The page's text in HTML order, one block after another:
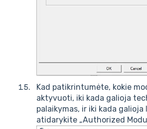
Kad patikrintumėte, kokie
aktyvuoti, iki kada galioja
palaikymas, ir iki kada galioja
atidarykite „Authorized